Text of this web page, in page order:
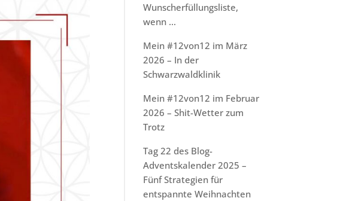
Wunscherfüllungsliste,
wenn …
Mein #12von12 im März
2026 – In der
Schwarzwaldklinik
Mein #12von12 im Februar
2026 – Shit-Wetter zum
Trotz
Tag 22 des Blog-
Adventskalender 2025 –
Fünf Strategien für
entspannte Weihnachten